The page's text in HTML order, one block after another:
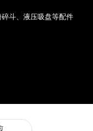
斗、液压吸盘等配件